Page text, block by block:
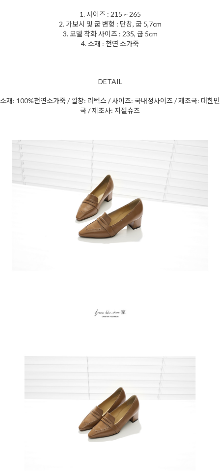
1. 사이즈 : 215 ~ 265
2. 가보시 및 굽 변형 : 단창, 굽 5,7cm
3. 모델 착화 사이즈 : 235, 굽 5cm
4. 소재 : 천연 소가죽
DETAIL
소재: 100%천연소가죽 / 깔창: 라텍스 / 사이즈: 국내정사이즈 / 제조국: 대한민
국 / 제조사: 지젤슈즈